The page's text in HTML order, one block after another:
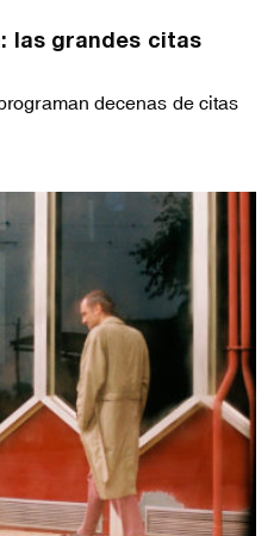
las grandes citas
decenas de citas